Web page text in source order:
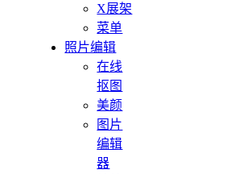
X展架
菜单
照片编辑
在线
抠图
美颜
图片
编辑
器